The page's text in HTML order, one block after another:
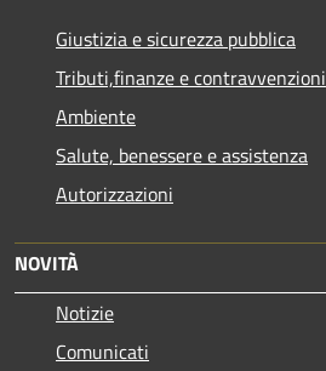
Giustizia e sicurezza pubblica
Tributi,finanze e contravvenzioni
Ambiente
Salute, benessere e assistenza
Autorizzazioni
NOVITÀ
Notizie
Comunicati